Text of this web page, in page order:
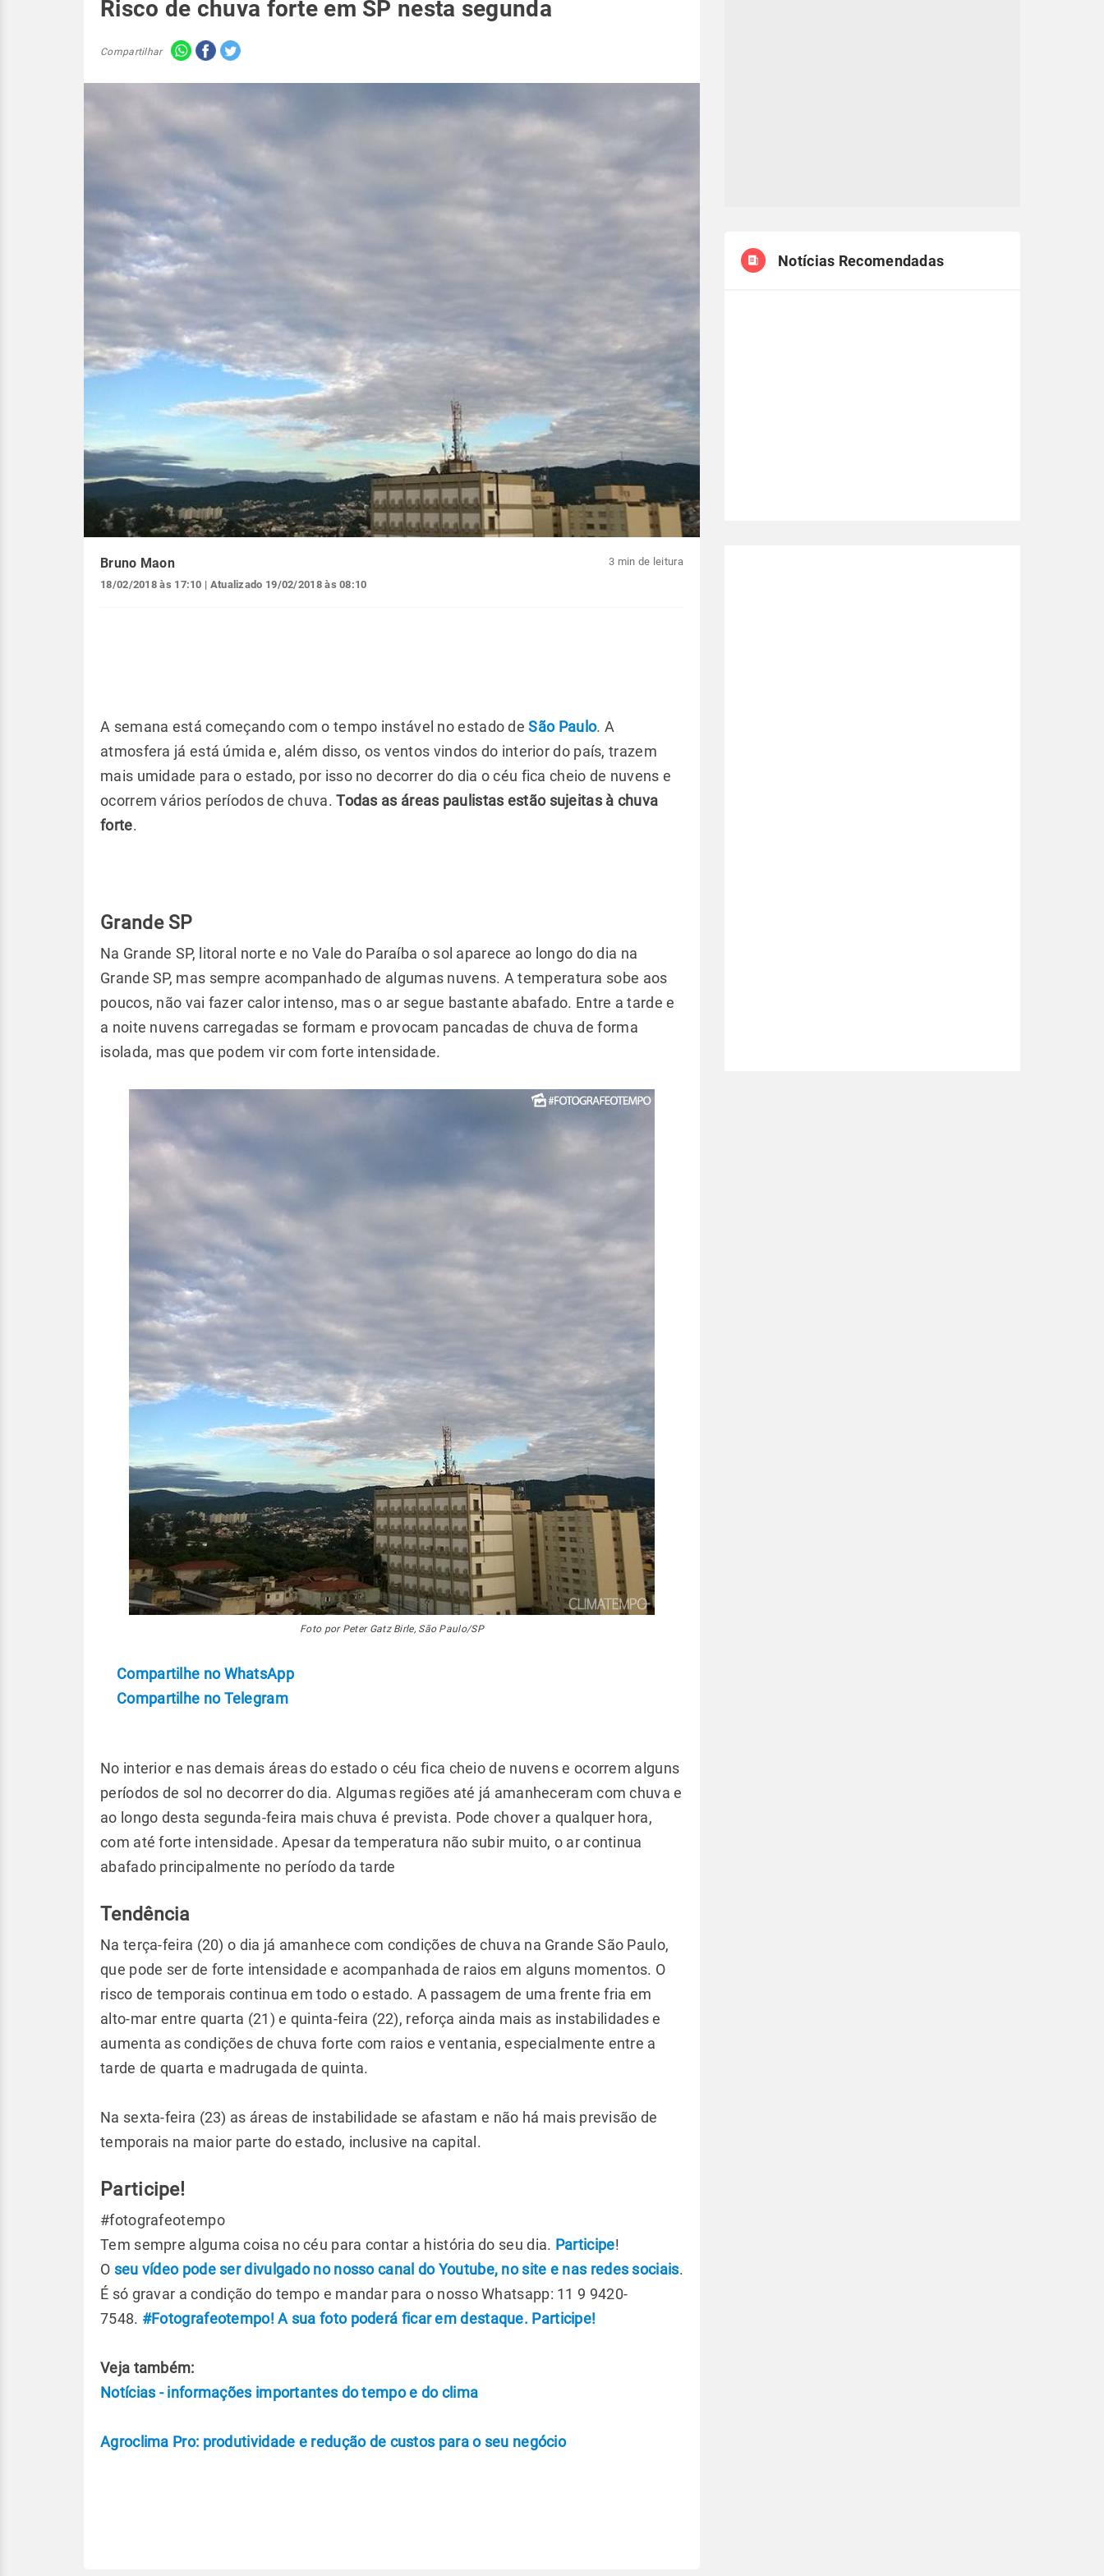
Risco de chuva forte em SP nesta segunda
Compartilhar
Bruno Maon
18/02/2018 às 17:10 | Atualizado 19/02/2018 às 08:10
3 min de leitura
A semana está começando com o tempo instável no estado deSão Paulo. A
atmosfera já está úmida e, além disso, os ventos vindos do interior do país, trazem
mais umidade para o estado, por isso no decorrer do dia o céu fica cheio de nuvens e
ocorrem vários períodos de chuva.Todas as áreas paulistas estão sujeitas à chuva
forte.
Grande SP
Na Grande SP, litoral norte e no Vale do Paraíba o sol aparece ao longo do dia na
Grande SP, mas sempre acompanhado de algumas nuvens. A temperatura sobe aos
poucos, não vai fazer calor intenso, mas o ar segue bastante abafado. Entre a tarde e
a noite nuvens carregadas se formam e provocam pancadas de chuva de forma
isolada, mas que podem vir com forte intensidade.
Foto por Peter Gatz Birle, São Paulo/SP
Compartilhe no WhatsApp
Compartilhe no Telegram
No interior e nas demais áreas do estado o céu fica cheio de nuvens e ocorrem alguns
períodos de sol no decorrer do dia. Algumas regiões até já amanheceram com chuva e
ao longo desta segunda-feira mais chuva é prevista. Pode chover a qualquer hora,
com até forte intensidade. Apesar da temperatura não subir muito, o ar continua
abafado principalmente no período da tarde
Tendência
Na terça-feira (20) o dia já amanhece com condições de chuva na Grande São Paulo,
que pode ser de forte intensidade e acompanhada de raios em alguns momentos. O
risco de temporais continua em todo o estado. A passagem de uma frente fria em
alto-mar entre quarta (21) e quinta-feira (22), reforça ainda mais as instabilidades e
aumenta as condições de chuva forte com raios e ventania, especialmente entre a
tarde de quarta e madrugada de quinta.
Na sexta-feira (23) as áreas de instabilidade se afastam e não há mais previsão de
temporais na maior parte do estado, inclusive na capital.
Participe!
#fotografeotempo
Tem sempre alguma coisa no céu para contar a história do seu dia. Participe!
O seu vídeo pode ser divulgado no nosso canal do Youtube, no site e nas redes sociais.
É só gravar a condição do tempo e mandar para o nosso Whatsapp: 11 9 9420-
7548. #Fotografeotempo! A sua foto poderá ficar em destaque. Participe!
Veja também:
Notícias - informações importantes do tempo e do clima
Agroclima Pro: produtividade e redução de custos para o seu negócio
Notícias Recomendadas